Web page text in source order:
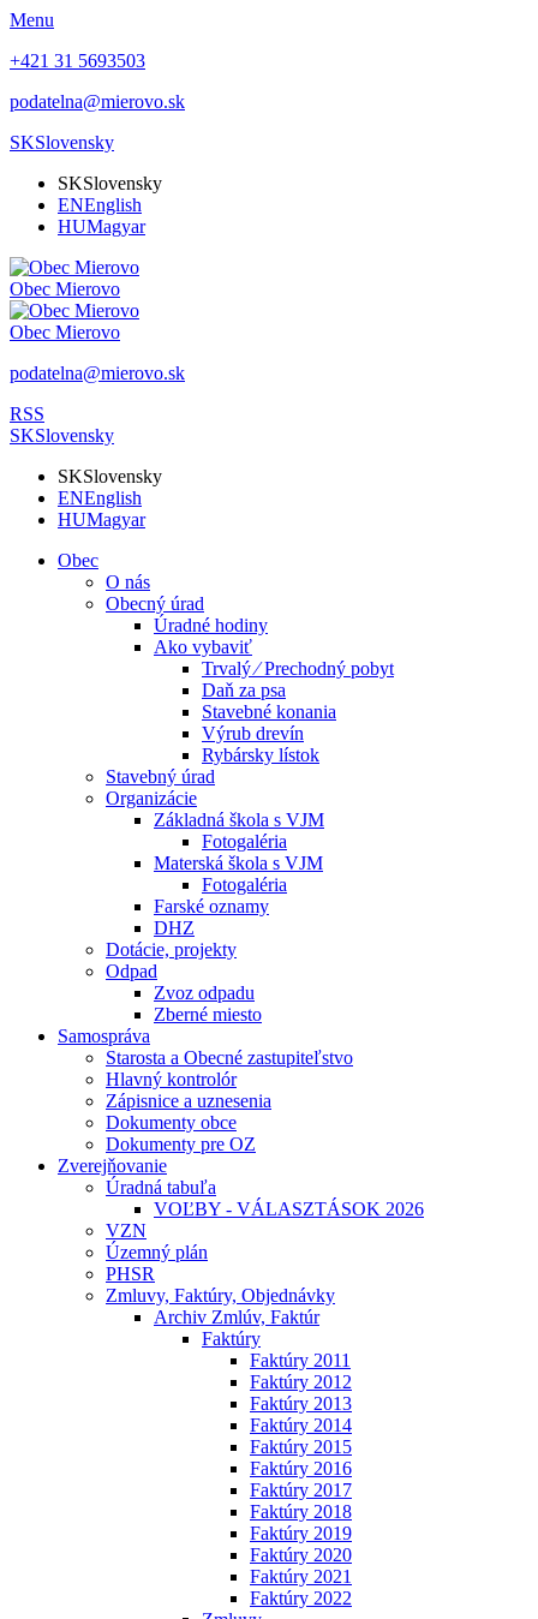
Menu
+421 31 5693503
podatelna@mierovo.sk
SKSlovensky
SKSlovensky
ENEnglish
HUMagyar
Obec Mierovo
Obec Mierovo
podatelna@mierovo.sk
RSS
SKSlovensky
SKSlovensky
ENEnglish
HUMagyar
Obec
O nás
Obecný úrad
Úradné hodiny
Ako vybaviť
Trvalý ⁄ Prechodný pobyt
Daň za psa
Stavebné konania
Výrub drevín
Rybársky lístok
Stavebný úrad
Organizácie
Základná škola s VJM
Fotogaléria
Materská škola s VJM
Fotogaléria
Farské oznamy
DHZ
Dotácie, projekty
Odpad
Zvoz odpadu
Zberné miesto
Samospráva
Starosta a Obecné zastupiteľstvo
Hlavný kontrolór
Zápisnice a uznesenia
Dokumenty obce
Dokumenty pre OZ
Zverejňovanie
Úradná tabuľa
VOĽBY - VÁLASZTÁSOK 2026
VZN
Územný plán
PHSR
Zmluvy, Faktúry, Objednávky
Archiv Zmlúv, Faktúr
Faktúry
Faktúry 2011
Faktúry 2012
Faktúry 2013
Faktúry 2014
Faktúry 2015
Faktúry 2016
Faktúry 2017
Faktúry 2018
Faktúry 2019
Faktúry 2020
Faktúry 2021
Faktúry 2022